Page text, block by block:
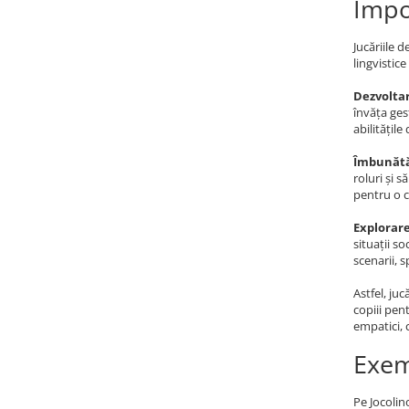
Jucăriile
învăța
abilitățile
roluri și
pentru o
situații
scenarii,
Astfel,
copiii
empatici,
Pe